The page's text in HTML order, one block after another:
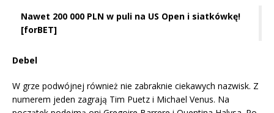
Nawet 200 000 PLN w puli na US Open i siatkówkę!
[forBET]
Debel
W grze podwójnej również nie zabraknie ciekawych nazwisk. Z
numerem jeden zagrają Tim Puetz i Michael Venus. Na